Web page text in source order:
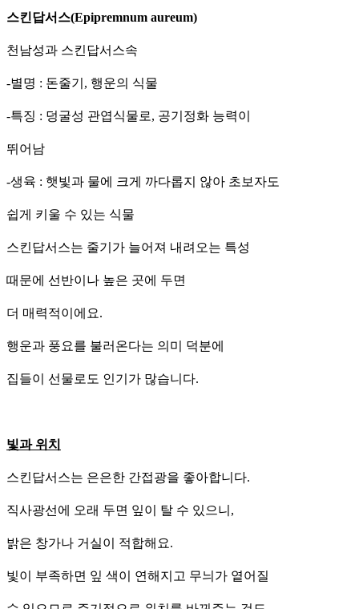
스킨답서스(Epipremnum aureum)
천남성과 스킨답서스속
-별명 : 돈줄기, 행운의 식물
-특징 : 덩굴성 관엽식물로, 공기정화 능력이
뛰어남
-생육 : 햇빛과 물에 크게 까다롭지 않아 초보자도
쉽게 키울 수 있는 식물
스킨답서스는 줄기가 늘어져 내려오는 특성
때문에 선반이나 높은 곳에 두면
더 매력적이에요.
행운과 풍요를 불러온다는 의미 덕분에
집들이 선물로도 인기가 많습니다.
빛과 위치
스킨답서스는 은은한 간접광을 좋아합니다.
직사광선에 오래 두면 잎이 탈 수 있으니,
밝은 창가나 거실이 적합해요.
빛이 부족하면 잎 색이 연해지고 무늬가 옅어질